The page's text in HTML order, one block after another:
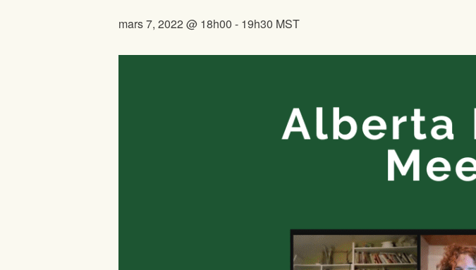
mars 7, 2022 @ 18h00 - 19h30 MST